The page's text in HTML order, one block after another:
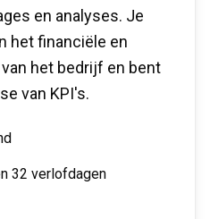
en analyses. Je
het financiële en
het bedrijf en bent
van KPI's.
32 verlofdagen